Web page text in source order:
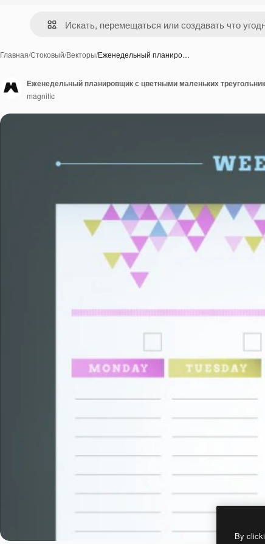
Главная/Стоковый/Векторы/Еженедельный планиро…
Еженедельный планировщик с цветными маленьких
magnific
By